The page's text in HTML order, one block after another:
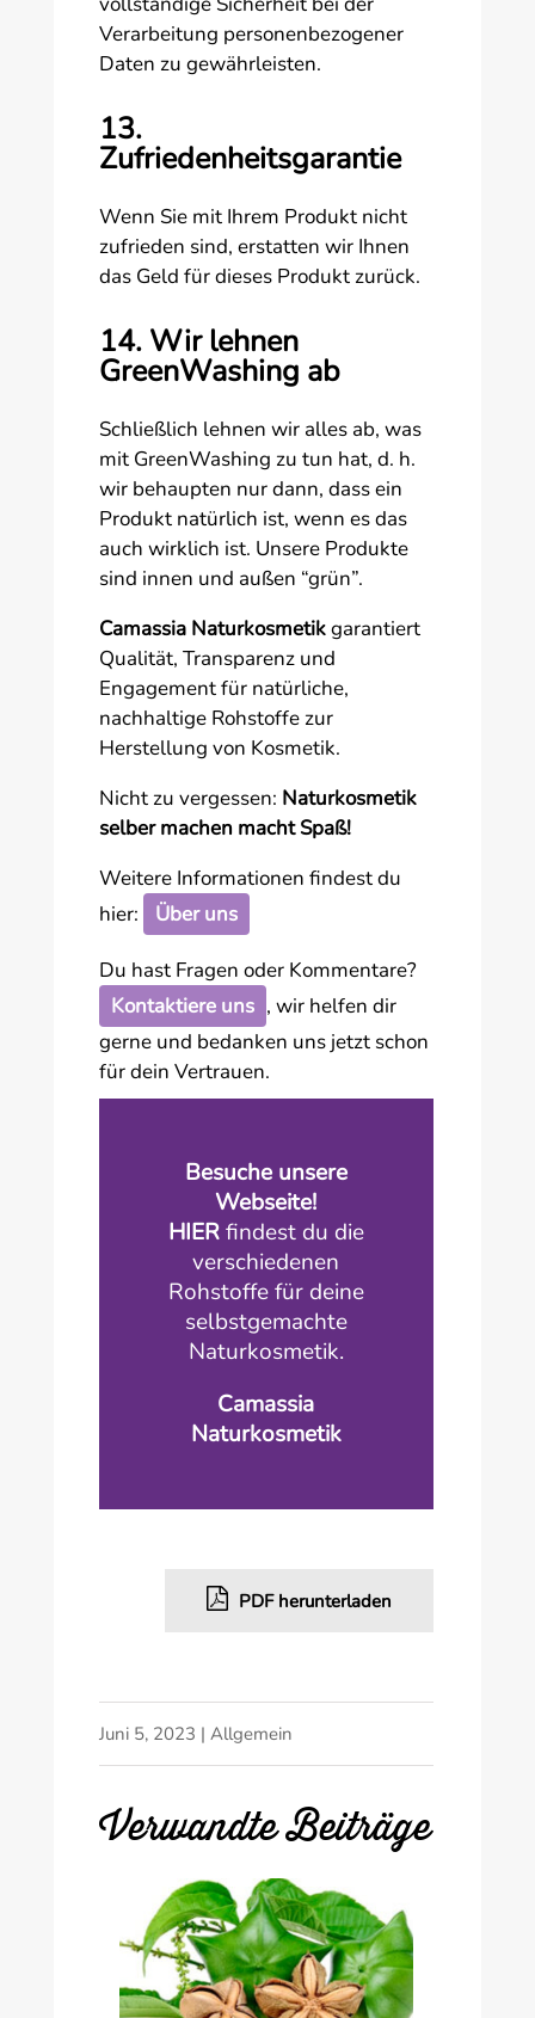
Verarbeitung personenbezogener
Daten zu gewährleisten.
13.
Zufriedenheitsgarantie
Wenn Sie mit Ihrem Produkt nicht
zufrieden sind, erstatten wir Ihnen
das Geld für dieses Produkt zurück.
14. Wir lehnen
GreenWashing ab
Schließlich lehnen wir alles ab, was
mit GreenWashing zu tun hat, d. h.
wir behaupten nur dann, dass ein
Produkt natürlich ist, wenn es das
auch wirklich ist. Unsere Produkte
sind innen und außen “grün”.
Camassia Naturkosmetikgarantiert
Qualität, Transparenz und
Engagement für natürliche,
nachhaltige Rohstoffe zur
Herstellung von Kosmetik.
Nicht zu vergessen: Naturkosmetik
selber machen macht Spaß!
Weitere Informationen findest du
hier:
Über uns
Du hast Fragen oder Kommentare?
Kontaktiere uns , wir helfen dir
gerne und bedanken uns jetzt schon
für dein Vertrauen.
Besuche unsere
Webseite!
HIERfindest du die
verschiedenen
Rohstoffe für deine
selbstgemachte
Naturkosmetik.
Camassia
Naturkosmetik
PDF herunterladen
Juni 5, 2023 | Allgemein
Verwandte Beiträge